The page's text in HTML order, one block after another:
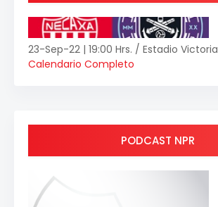
23-Sep-22 | 19:00 Hrs. / Estadio Victoria
Calendario Completo
PODCAST NPR